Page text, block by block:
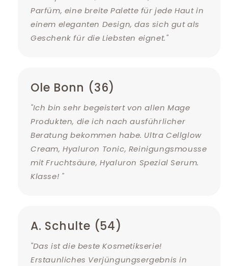
Parfüm, eine breite Palette für jede Haut in
einem eleganten Design, das sich gut als
Geschenk für die Liebsten eignet."
Ole Bonn (36)
"Ich bin sehr begeistert von allen Mage
Produkten, die ich nach ausführlicher
Beratung bekommen habe. Ultra Cellglow
Cream, Hyaluron Tonic, Reinigungsmousse
mit Fruchtsäure, Hyaluron Spezial Serum.
Klasse! "
A. Schulte (54)
"Das ist die beste Kosmetikserie!
Erstaunliches Verjüngungsergebnis in